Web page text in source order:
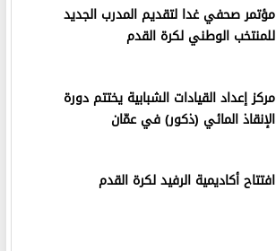
مؤتمر صحفي غدا لتقديم المدرب الجديد
للمنتخب الوطني لكرة القدم
مركز إعداد القيادات الشبابية يختتم دورة
الإنقاذ المائي (ذكور) في عمّان
افتتاح أكاديمية الرفيد لكرة القدم